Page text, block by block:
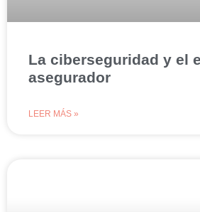
La ciberseguridad y el
asegurador
LEER MÁS »